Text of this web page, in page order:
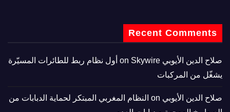
Recent Comments
صلاح الدين الأيوبي
Skywire أول نظام ربط للطائرات المسيّرة
يشغّل من المركبات
صلاح الدين الأيوبي
النظام المغربي المبتكر لحماية الدبابات من